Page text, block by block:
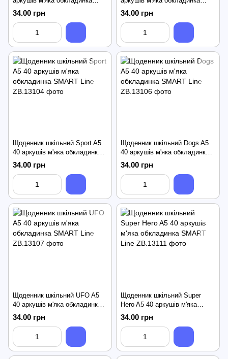
SMART Line
34.00 грн
SMART Line
34.00 грн
Щоденник шкільний Sport A5
40 аркушів м'яка обкладинка
SMART Line
34.00 грн
Щоденник шкільний Dogs A5
40 аркушів м'яка обкладинка
SMART Line
34.00 грн
Щоденник шкільний UFO A5
40 аркушів м'яка обкладинка
SMART Line
34.00 грн
Щоденник шкільний Super
Hero A5 40 аркушів м'яка
обкладинка SMART Line
34.00 грн